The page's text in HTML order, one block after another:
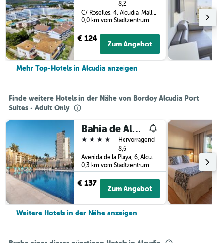
8,2
C/ Roselles, 4, Alcudia, Mallorca, Spanien
0,0 km vom Stadtzentrum
€ 124
Zum Angebot
Mehr Top-Hotels in Alcudia anzeigen
Finde weitere Hotels in der Nähe von Bordoy Alcudia Port
Suites - Adult Only
Bahia de Alcudia Hotel & Spa
4 Sterne
Hervorragend
8,6
Avenida de la Playa, 6, Alcudia, Mallorca, Spanien
0,3 km vom Stadtzentrum
€ 137
Zum Angebot
Weitere Hotels in der Nähe anzeigen